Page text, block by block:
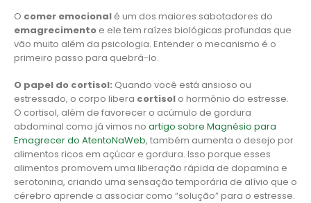
O comer emocional é um dos maiores sabotadores do
emagrecimento e ele tem raízes biológicas profundas que
vão muito além da psicologia. Entender o mecanismo é o
primeiro passo para quebrá-lo.
O papel do cortisol: Quando você está ansioso ou
estressado, o corpo libera cortisol o hormônio do estresse.
O cortisol, além de favorecer o acúmulo de gordura
abdominal como já vimos no artigo sobre Magnésio para
Emagrecer do AtentoNaWeb, também aumenta o desejo por
alimentos ricos em açúcar e gordura. Isso porque esses
alimentos promovem uma liberação rápida de dopamina e
serotonina, criando uma sensação temporária de alívio que o
cérebro aprende a associar como “solução” para o estresse.